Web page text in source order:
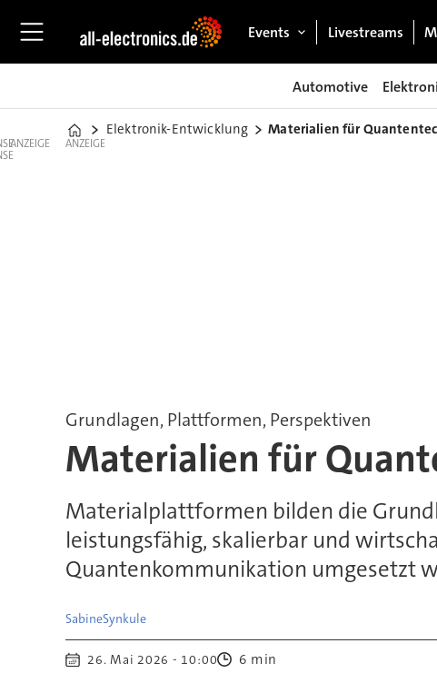
Events Livestreams
Automotive
Home
Elektronik-Entwicklung Materialien für
ANZEIGE ANZEIGE
Grundlagen, Plattformen, Perspektiven
Materialien für
Materialplattformen bilden die
leistungsfähig, skalierbar und
Quantenkommunikation umgesetzt
SabineSynkule
26. Mai 2026 - 10:00 6 min